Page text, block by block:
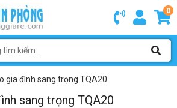
0
gia đình sang trọng TQA20
sang trọng TQA20